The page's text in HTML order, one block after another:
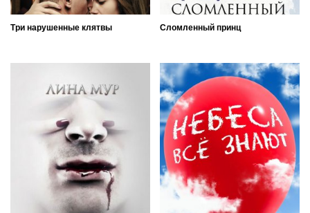
Три нарушенные клятвы Сломленный принц